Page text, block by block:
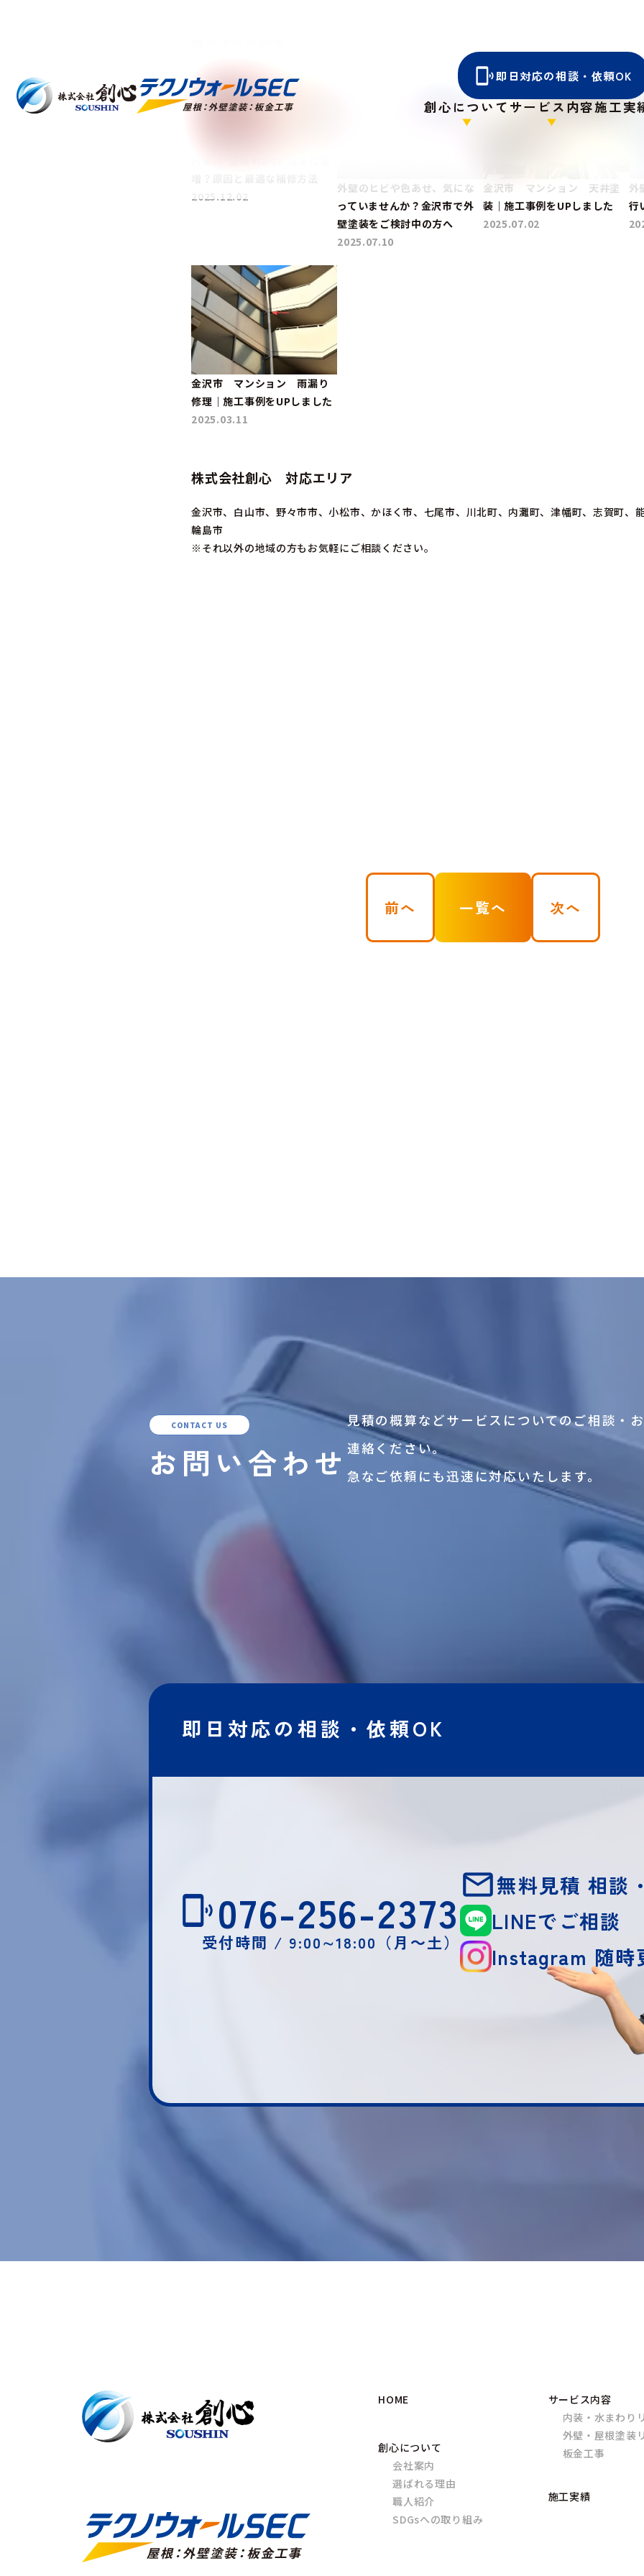
即日対応の相談・依頼OK
創心について サービス内容施工実
2025.12.02
外壁のヒビや色あせ、気にな
っていませんか？金沢市で外
壁塗装をご検討中の方へ
2025.07.10
金沢市 マンション 天井塗
装｜施工事例をUPしました
2025.07.02
外
行
金沢市 マンション 雨漏り
修理｜施工事例をUPしました
2025.03.11
株式会社創心 対応エリア
金沢市、白山市、野々市市、小松市、かほく市、七尾市、川北町、内灘町、津幡町、志賀町、
輪島市
※それ以外の地域の方もお気軽にご相談ください。
前へ 一覧へ 次へ
CONTACT US
お問い合わせ
見積の概算などサービスについてのご相談・
連絡ください。
急なご依頼にも迅速に対応いたします。
即日対応の相談・依頼OK
076-256-2373
受付時間 / 9:00∼18:00（月～土）
無料見積 相談
LINEでご相談
Instagram 随時
HOME
サービス内容
内装・水まわり
外壁・屋根塗装
板金工事
創心について
会社案内
選ばれる理由
職人紹介
SDGsへの取り組み
施工実績